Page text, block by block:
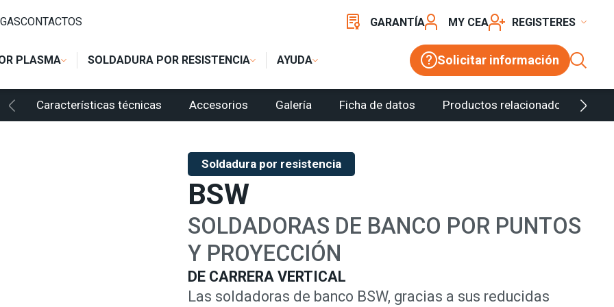
PLASMA SOLDADURA POR RESISTENCIA AYUDA Solicitar información
CONTACTOS GARANTÍA MY CEA REGISTER
SOLDADORAS DE DESCENSO RECTILÍNEO POR PUNTOS Y POR PROYECCIÓN
Características técnicas Accesorios Galería Ficha de datos Productos relacionados
Soldadura por resistencia
BSW
SOLDADORAS DE BANCO POR PUNTOS
Y PROYECCIÓN
DE CARRERA VERTICAL
Las soldadoras de banco BSW, gracias a sus reducidas